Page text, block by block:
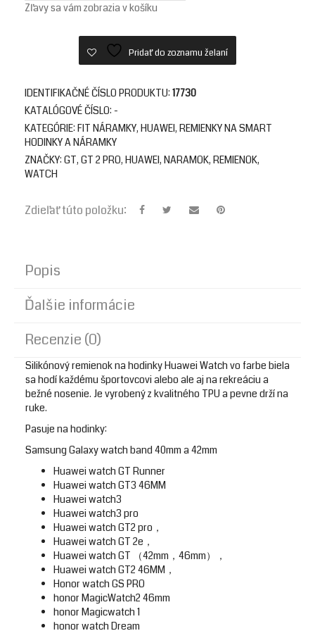
Zľavy sa vám zobrazia v košíku
Pridať do zoznamu želaní
IDENTIFIKAČNÉ ČÍSLO PRODUKTU: 17730
KATALÓGOVÉ ČÍSLO: -
KATEGÓRIE: FIT NÁRAMKY, HUAWEI, REMIENKY NA SMART
HODINKY A NÁRAMKY
ZNAČKY: GT, GT 2 PRO, HUAWEI, NARAMOK, REMIENOK,
WATCH
Zdieľať túto položku:
Popis
Ďalšie informácie
Recenzie (0)
Silikónový remienok na hodinky Huawei Watch vo farbe biela
sa hodí každému športovcovi alebo ale aj na rekreáciu a
bežné nosenie. Je vyrobený z kvalitného TPU a pevne drží na
ruke.
Pasuje na hodinky:
Samsung Galaxy watch band 40mm a 42mm
Huawei watch GT Runner
Huawei watch GT3 46MM
Huawei watch3
Huawei watch3 pro
Huawei watch GT2 pro，
Huawei watch GT 2e，
Huawei watch GT （42mm，46mm），
Huawei watch GT2 46MM，
Honor watch GS PRO
honor MagicWatch2 46mm
honor Magicwatch 1
honor watch Dream